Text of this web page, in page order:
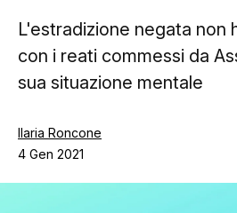
Contatti
L'estradizione negata non
con i reati commessi da
sua situazione mentale
Ilaria Roncone
4 Gen 2021